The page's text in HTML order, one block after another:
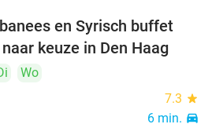
31%
en Syrisch buffet
keuze in Den Haag
Wo
7.3 star
6 min. directions_car